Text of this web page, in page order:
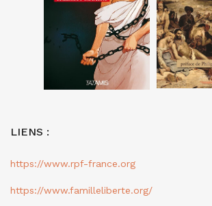
LIENS :
https://www.rpf-france.org
https://www.familleliberte.org/